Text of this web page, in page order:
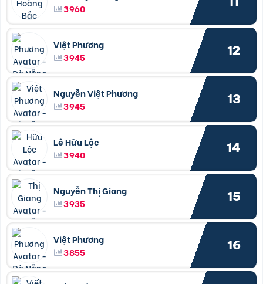
3960
Việt Phương
3945
12
Nguyễn Việt Phương
3945
13
Lê Hữu Lộc
3940
14
Nguyễn Thị Giang
3935
15
Việt Phương
3855
16